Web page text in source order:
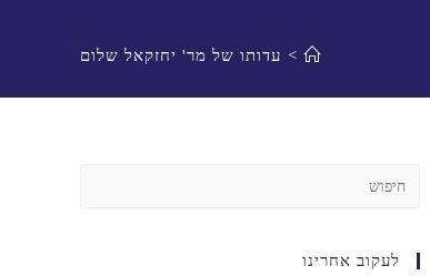
> עדותו של מר' יחזקאל שלום
לעקוב אחרינו